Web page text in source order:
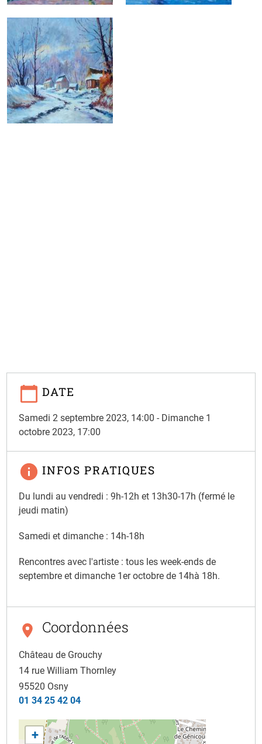
DATE
Samedi 2 septembre 2023, 14:00 - Dimanche 1
octobre 2023, 17:00
INFOS PRATIQUES
Du lundi au vendredi : 9h-12h et 13h30-17h (fermé le
jeudi matin)
Samedi et dimanche : 14h-18h
Rencontres avec l'artiste : tous les week-ends de
septembre et dimanche 1er octobre de 14hà 18h.
Coordonnées
Château de Grouchy
14 rue William Thornley
95520 Osny
01 34 25 42 04
+